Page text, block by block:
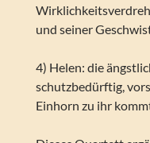
und seiner
4) Helen: die
schutzbedürftig,
Einhorn zu ihr